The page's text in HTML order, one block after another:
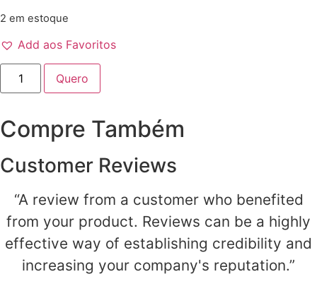
R$59,99.
2 em estoque
Add aos Favoritos
OLEO
250ML
DE
UVA
PAZZE
Quero
Compre Também
Customer Reviews
“A review from a customer who benefited
from your product. Reviews can be a highly
effective way of establishing credibility and
increasing your company's reputation.”